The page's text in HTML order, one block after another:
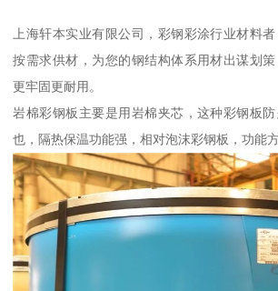
上海轩本实业有限公司，彩钢彩涂行业材料
按需求供材，为您的钢结构体系用材出谋划
更牢固更耐用。
岩棉彩钢板主要是用岩棉夹芯，这种彩钢板
也，隔热保温功能强，相对泡沫彩钢板，功能